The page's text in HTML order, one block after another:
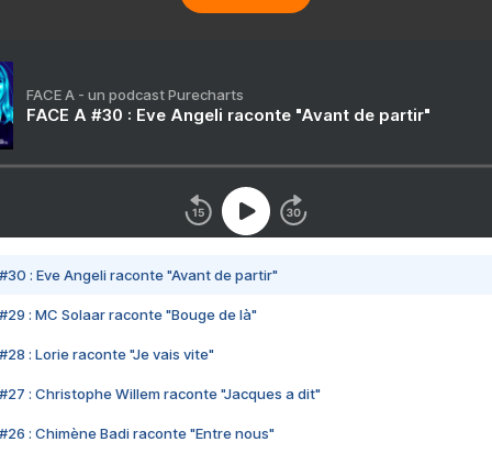
FACE A - un podcast Purecharts
FACE A #30 : Eve Angeli raconte "Avant de partir"
#30 : Eve Angeli raconte "Avant de partir"
#29 : MC Solaar raconte "Bouge de là"
#28 : Lorie raconte "Je vais vite"
#27 : Christophe Willem raconte "Jacques a dit"
#26 : Chimène Badi raconte "Entre nous"